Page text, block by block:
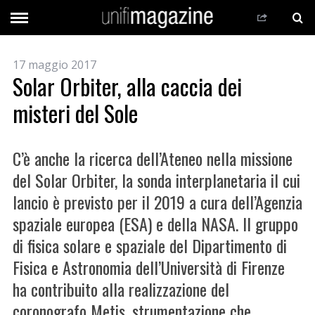
17 maggio 2017
Solar Orbiter, alla caccia dei
misteri del Sole
C’è anche la ricerca dell’Ateneo nella missione
del Solar Orbiter, la sonda interplanetaria il cui
lancio è previsto per il 2019 a cura dell’Agenzia
spaziale europea (ESA) e della NASA. Il gruppo
di fisica solare e spaziale del Dipartimento di
Fisica e Astronomia dell’Università di Firenze
ha contribuito alla realizzazione del